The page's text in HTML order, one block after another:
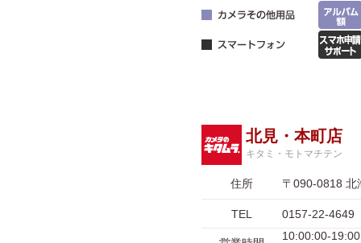
北見・本町店
キタミ・モトマチテン
住所 〒090-0818 北
TEL 0157-22-4649
10:00:00-